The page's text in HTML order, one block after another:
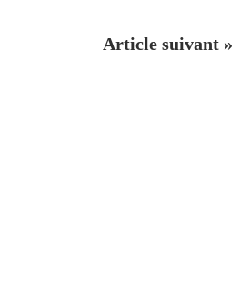
Article suivant »